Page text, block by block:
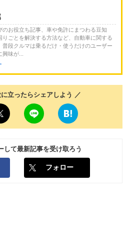
のお役立ち記事、車や免許にまつわる豆知
りごとを解決する方法など、自動車に関する
普段クルマは乗るだけ・使うだけのユーザー
味が...
立ったらシェアしよう ／
して最新記事を受け取ろう
フォロー